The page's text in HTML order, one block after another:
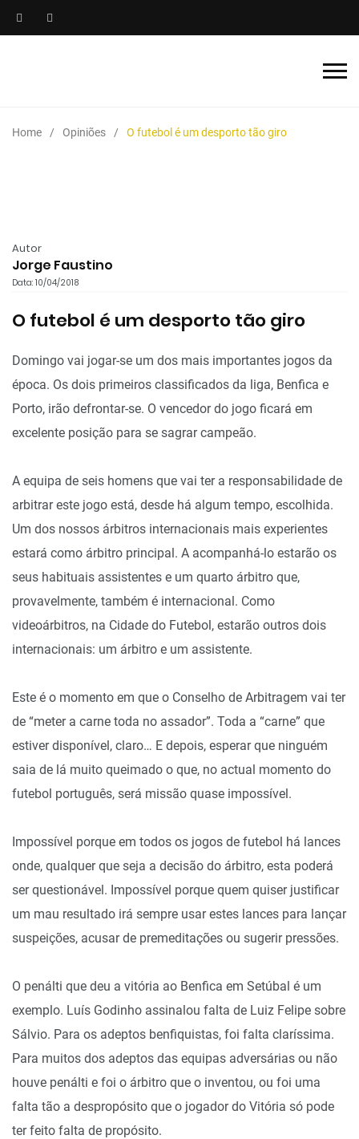
Home Opiniões O futebol é um desporto tão giro
Autor
Jorge Faustino
Data: 10/04/2018
O futebol é um desporto tão giro
Domingo vai jogar-se um dos mais importantes jogos da
época. Os dois primeiros classificados da liga, Benfica e
Porto, irão defrontar-se. O vencedor do jogo ficará em
excelente posição para se sagrar campeão.
A equipa de seis homens que vai ter a responsabilidade de
arbitrar este jogo está, desde há algum tempo, escolhida.
Um dos nossos árbitros internacionais mais experientes
estará como árbitro principal. A acompanhá-lo estarão os
seus habituais assistentes e um quarto árbitro que,
provavelmente, também é internacional. Como
videoárbitros, na Cidade do Futebol, estarão outros dois
internacionais: um árbitro e um assistente.
Este é o momento em que o Conselho de Arbitragem vai ter
de “meter a carne toda no assador”. Toda a “carne” que
estiver disponível, claro… E depois, esperar que ninguém
saia de lá muito queimado o que, no actual momento do
futebol português, será missão quase impossível.
Impossível porque em todos os jogos de futebol há lances
onde, qualquer que seja a decisão do árbitro, esta poderá
ser questionável. Impossível porque quem quiser justificar
um mau resultado irá sempre usar estes lances para lançar
suspeições, acusar de premeditações ou sugerir pressões.
O penálti que deu a vitória ao Benfica em Setúbal é um
exemplo. Luís Godinho assinalou falta de Luiz Felipe sobre
Sálvio. Para os adeptos benfiquistas, foi falta claríssima.
Para muitos dos adeptos das equipas adversárias ou não
houve penálti e foi o árbitro que o inventou, ou foi uma
falta tão a despropósito que o jogador do Vitória só pode
ter feito falta de propósito.